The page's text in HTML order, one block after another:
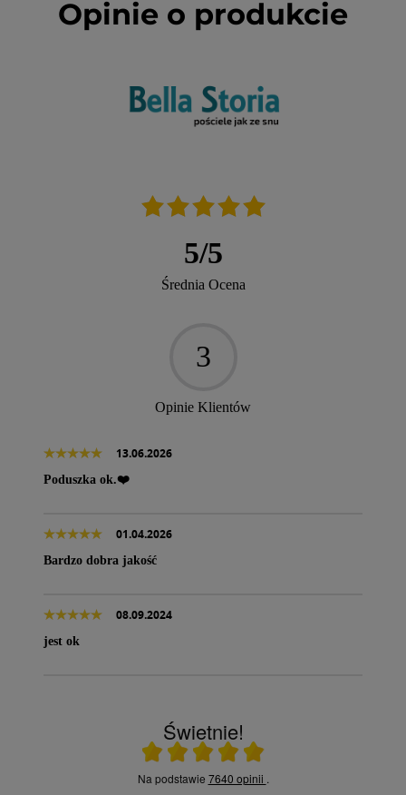
Opinie o produkcie
5/5
Średnia Ocena
3
Opinie Klientów
13.06.2026
Poduszka ok.❤️
01.04.2026
Bardzo dobra jakość
08.09.2024
jest ok
Świetnie!
Ocena średnia 5 na 5
Na podstawie 7640 opinii .